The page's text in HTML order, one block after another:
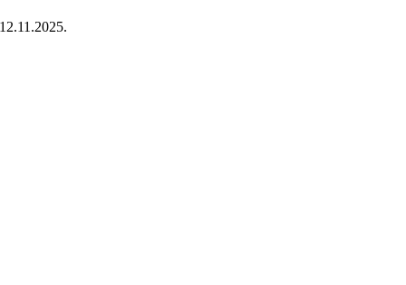
12.11.2025.